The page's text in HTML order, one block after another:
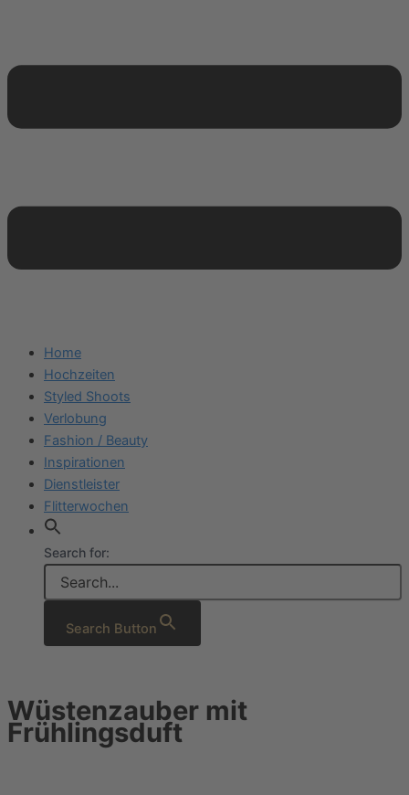
Home
Hochzeiten
Styled Shoots
Verlobung
Fashion / Beauty
Inspirationen
Dienstleister
Flitterwochen
Search for:
Search Button
Wüstenzauber mit
Frühlingsduft